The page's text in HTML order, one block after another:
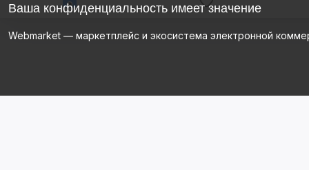
Ваша конфиденциальность имеет значение
Webmarket — маркетплейс и экосистема электронной